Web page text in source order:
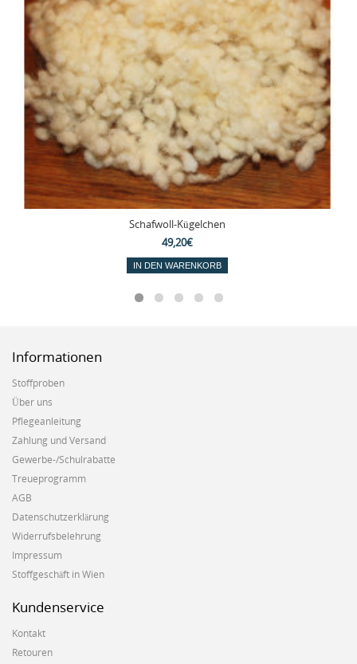
Schafwoll-Kügelchen
49,20€
IN DEN WARENKORB
Informationen
Stoffproben
Über uns
Pflegeanleitung
Zahlung und Versand
Gewerbe-/Schulrabatte
Treueprogramm
AGB
Datenschutzerklärung
Widerrufsbelehrung
Impressum
Stoffgeschäft in Wien
Kundenservice
Kontakt
Retouren